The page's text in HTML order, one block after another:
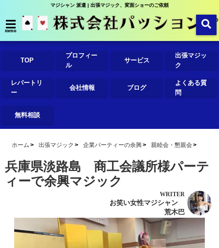
マジシャン 派遣 | 出張マジック、変面ショーのご依頼
menu
TOP
プロフィー
ル
サービス
出張マジッ
ク
レパートリ
ー
会社情報 ブログ
よくある質
問
無料相談
ホーム 出張マジック 企業パーティーの余興 親睦会・懇親会
兵庫県淡路島 商工会議所様パーテ
ィーで余興マジック
WRITER
お笑い女性マジシャン
荒木巴